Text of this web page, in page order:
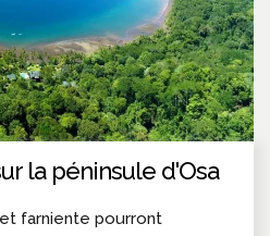
la péninsule d'Osa
farniente pourront